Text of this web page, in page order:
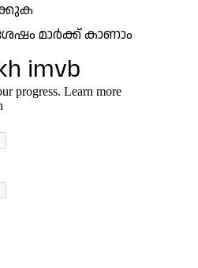
മാർക്ക് കാണാം